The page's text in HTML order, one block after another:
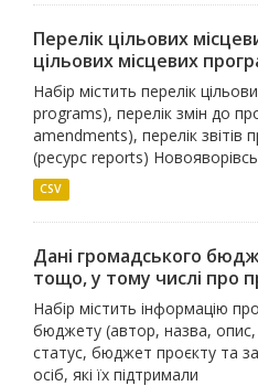
Перелік цільових
цільових місцевих
Набір містить перелік
programs), перелік змін до
amendments), перелік звітів
(ресурс reports)
CSV
Дані громадського
тощо, у тому числі про
Набір містить інформацію
бюджету (автор, назва, опис,
статус, бюджет проєкту та
осіб, які їх підтримали